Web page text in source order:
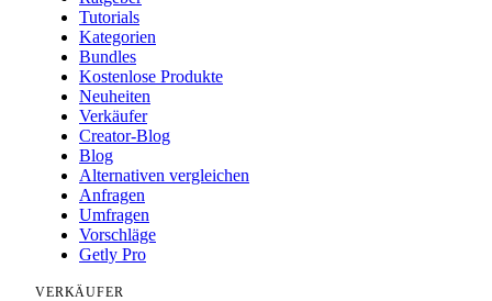
Tutorials
Kategorien
Bundles
Kostenlose Produkte
Neuheiten
Verkäufer
Creator-Blog
Blog
Alternativen vergleichen
Anfragen
Umfragen
Vorschläge
Getly Pro
VERKÄUFER